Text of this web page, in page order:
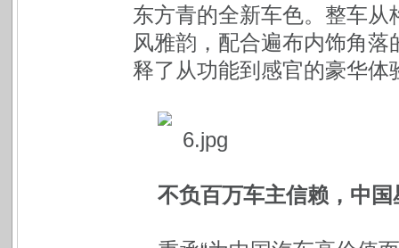
东方青的全新车色。整车
风雅韵，配合遍布内饰角
释了从功能到感官的豪华
不负百万车主信赖，中